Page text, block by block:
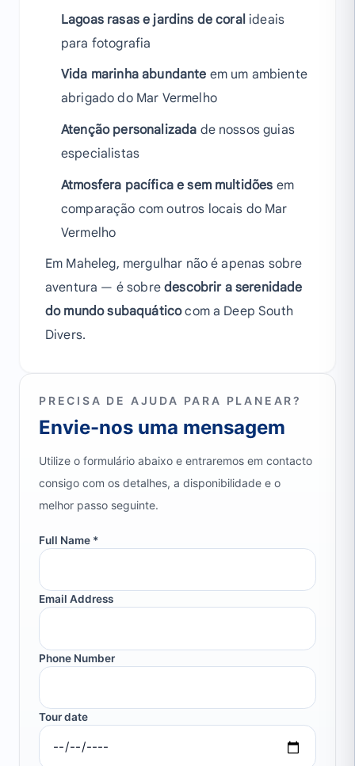
Lagoas rasas e jardins de coral ideais
para fotografia
Vida marinha abundante em um ambiente
abrigado do Mar Vermelho
Atenção personalizada de nossos guias
especialistas
Atmosfera pacífica e sem multidões em
comparação com outros locais do Mar
Vermelho
Em Maheleg, mergulhar não é apenas sobre
aventura — é sobredescobrir a serenidade
do mundo subaquáticocom a Deep South
Divers.
PRECISA DE AJUDA PARA PLANEAR?
Envie-nos uma mensagem
Utilize o formulário abaixo e entraremos em contacto
consigo com os detalhes, a disponibilidade e o
melhor passo seguinte.
Full Name *
Email Address
Phone Number
Tour date